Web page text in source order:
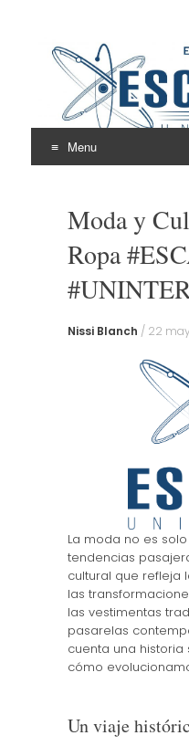
Escuela
Artes y
ESCAT
Menu
contentModa y
Ropa
Nissi Blanch / 22
La moda no es
tendencias
cultural que refleja
las
las vestimentas
pasarelas
cuenta una
cómo
Un viaje